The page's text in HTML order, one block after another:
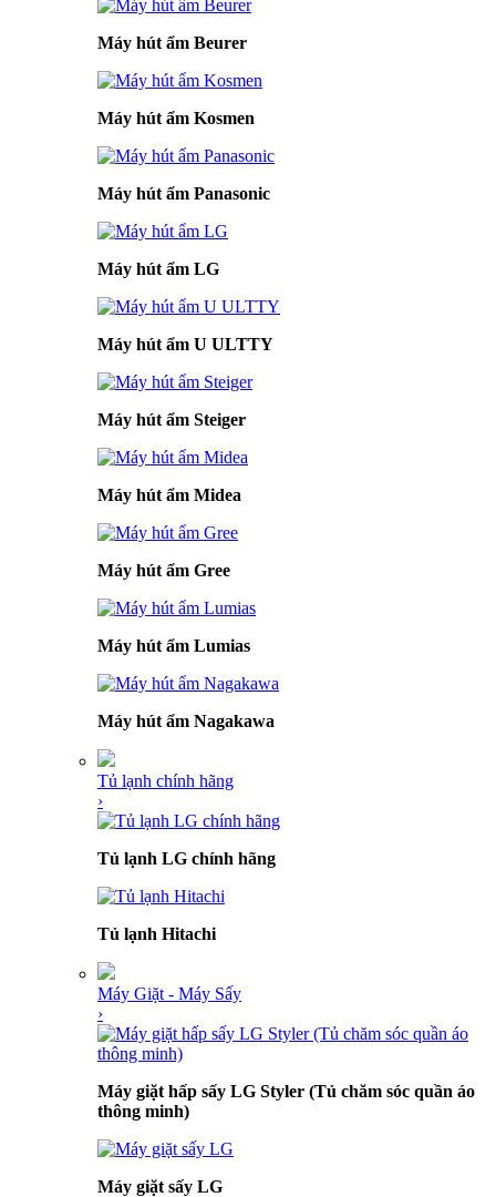
Máy hút ẩm Beurer
Máy hút ẩm Kosmen
Máy hút ẩm Panasonic
Máy hút ẩm LG
Máy hút ẩm U ULTTY
Máy hút ẩm Steiger
Máy hút ẩm Midea
Máy hút ẩm Gree
Máy hút ẩm Lumias
Máy hút ẩm Nagakawa
Tủ lạnh chính hãng
›
Tủ lạnh LG chính hãng
Tủ lạnh Hitachi
Máy Giặt - Máy Sấy
›
Máy giặt hấp sấy LG Styler (Tủ chăm sóc quần áo
thông minh)
Máy giặt sấy LG